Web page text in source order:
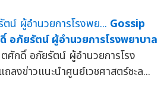
Gossip
ภัยรัตน์ ผู้อำนวยการโรงพยาบาล
กดิ์ อภัยรัตน์ ผู้อำนวยการโรง
งข่าวแนะนำศูนย์เวชศาสตร์ชะล...